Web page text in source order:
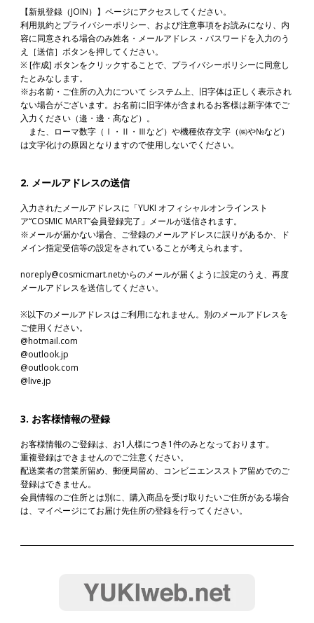
【新規登録（JOIN）】 ページにアクセスしてください。
利用規約とプライバシーポリシー、および注意事項をお読みになり、内
容に同意される場合のみ姓名・メールアドレス・パスワードを入力のう
え［送信］ボタンを押してください。
※ [作成] ボタンをクリックすることで、プライバシーポリシーに同意し
たとみなします。
※お名前・ご住所の入力について システム上、旧字体は正しく表示され
ない場合がございます。お名前に旧字体が含まれるお客様は新字体でご
入力ください（邉・邊・髙など）。
また、ローマ数字（Ⅰ・Ⅱ・Ⅲなど）や機種依存文字（㈱や№など）
は文字化けの原因となりますので使用しないでください。
2. メールアドレスの送信
入力されたメールアドレスに「YUKI オフィシャルオンラインスト
ア“COSMIC MART”会員登録完了」メールが送信されます。
※メールが届かない場合、ご登録のメールアドレスに誤りがあるか、ド
メイン指定受信等の設定をされていることが考えられます。
noreply@cosmicmart.netからのメールが届くように設定のうえ、再度
メールアドレスを送信してください。
※以下のメールアドレスはご利用になれません。別のメールアドレスを
ご使用ください。
@hotmail.com
@outlook.jp
@outlook.com
@live.jp
3. お客様情報の登録
お客様情報のご登録は、お1人様につき1件のみとなっております。
重複登録はできませんのでご注意ください。
配送業者の営業所留め、郵便局留め、コンビニエンスストア留めでのご
登録はできません。
会員情報のご住所とは別に、購入商品を受け取りたいご住所がある場合
は、マイページにてお届け先住所の登録を行ってください。